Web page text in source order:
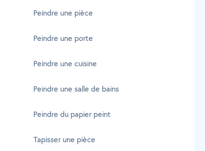
Peindre une pièce
Peindre une porte
Peindre une cuisine
Peindre une salle de bains
Peindre du papier peint
Tapisser une pièce